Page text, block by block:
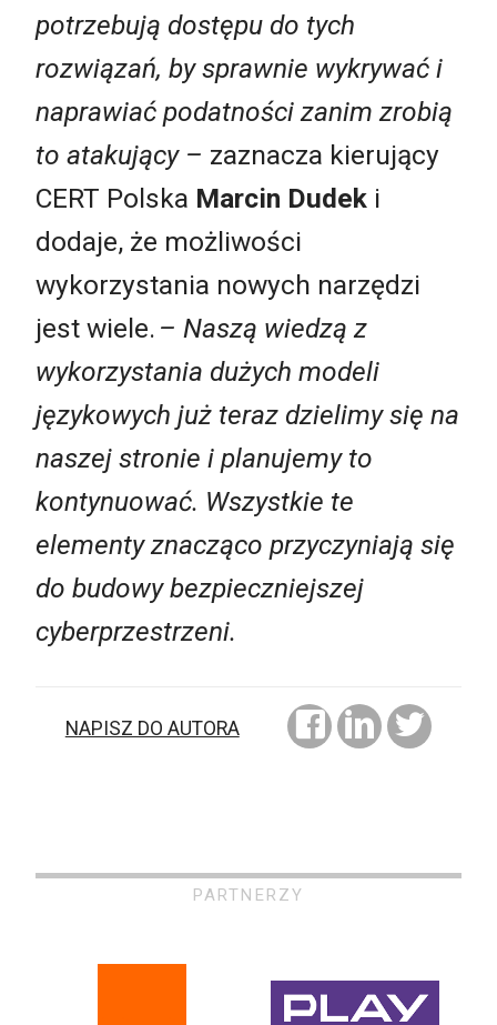
potrzebują dostępu do tych
rozwiązań, by sprawnie wykrywać i
naprawiać podatności zanim zrobią
to atakujący – zaznacza kierujący
CERT Polska Marcin Dudek i
dodaje, że możliwości
wykorzystania nowych narzędzi
jest wiele. – Naszą wiedzą z
wykorzystania dużych modeli
językowych już teraz dzielimy się na
naszej stronie i planujemy to
kontynuować. Wszystkie te
elementy znacząco przyczyniają się
do budowy bezpieczniejszej
cyberprzestrzeni.
NAPISZ DO AUTORA
PARTNERZY